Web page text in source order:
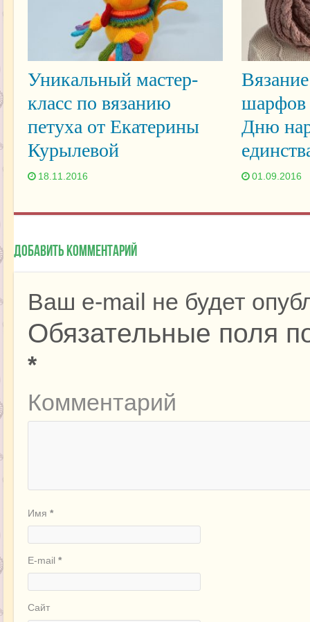
Уникальный мастер-
класс по вязанию
петуха от Екатерины
Курылевой
18.11.2016
шарфов
Дню
01.09.2016
Добавить комментарий
Ваш e-mail не будет
Обязательные поля
*
Комментарий
Имя *
E-mail *
Сайт